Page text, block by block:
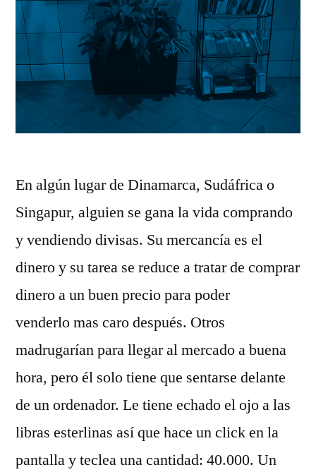
En algún lugar de Dinamarca, Sudáfrica o
Singapur, alguien se gana la vida comprando
y vendiendo divisas. Su mercancía es el
dinero y su tarea se reduce a tratar de comprar
dinero a un buen precio para poder
venderlo mas caro después. Otros
madrugarían para llegar al mercado a buena
hora, pero él solo tiene que sentarse delante
de un ordenador. Le tiene echado el ojo a las
libras esterlinas así que hace un click en la
pantalla y teclea una cantidad: 40.000. Un